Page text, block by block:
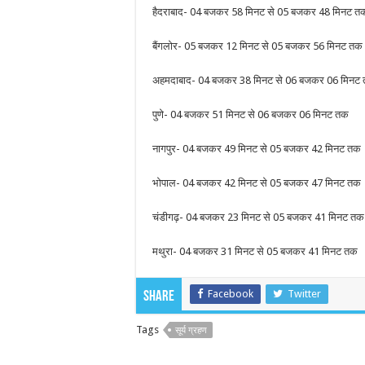
हैदराबाद- 04 बजकर 58 मिनट से 05 बजकर 48 मिनट
बैंगलोर- 05 बजकर 12 मिनट से 05 बजकर 56 मिनट तक
अहमदाबाद- 04 बजकर 38 मिनट से 06 बजकर 06 मिनट
पुणे- 04 बजकर 51 मिनट से 06 बजकर 06 मिनट तक
नागपुर- 04 बजकर 49 मिनट से 05 बजकर 42 मिनट तक
भोपाल- 04 बजकर 42 मिनट से 05 बजकर 47 मिनट तक
चंडीगढ़- 04 बजकर 23 मिनट से 05 बजकर 41 मिनट तक
मथुरा- 04 बजकर 31 मिनट से 05 बजकर 41 मिनट तक
Share Facebook Twitter
Tags सूर्य ग्रहण